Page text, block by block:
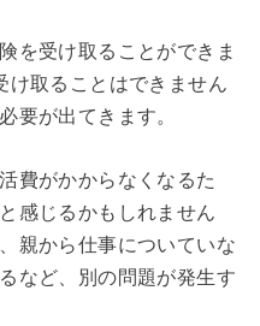
を受け取ることができま
け取ることはできません
要が出てきます。
費がかからなくなるた
感じるかもしれません
親から仕事についていな
など、別の問題が発生す